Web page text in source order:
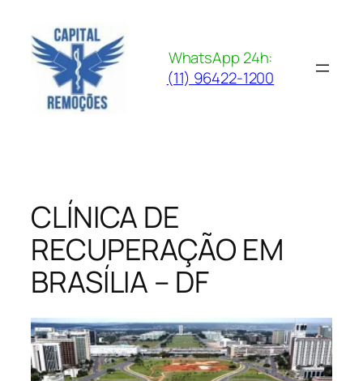
para
conteúdo
WhatsApp 24h:
(11) 96422-1200
CLÍNICA DE
RECUPERAÇÃO EM
BRASÍLIA – DF